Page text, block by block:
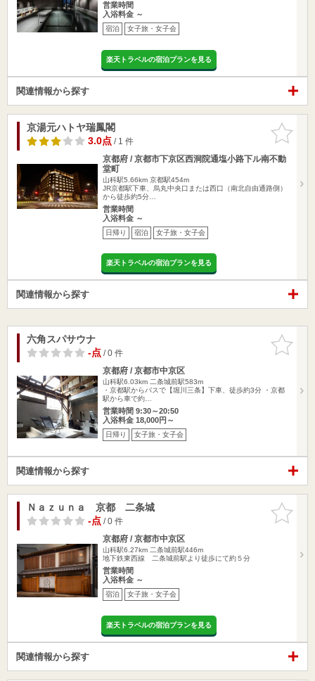
営業時間
入浴料金 ～
宿泊 女子旅・女子会
楽天トラベルの宿泊プランを見る
関連情報から探す
お気に入
りに追加
京湯元ハトヤ瑞鳳閣
3.0点/ 1 件
京都府 / 京都市下京区西洞院通塩小路下ル南不動
堂町
山科駅5.66km 京都駅454m
JR京都駅下車、烏丸中央口または西口（南北自由通路側）
から徒歩約5分…
営業時間
入浴料金 ～
日帰り 宿泊 女子旅・女子会
楽天トラベルの宿泊プランを見る
関連情報から探す
お気に入
りに追加
六角スパサウナ
-点/ 0 件
京都府 / 京都市中京区
山科駅6.03km 二条城前駅583m
・京都駅からバスで【堀川三条】下車、徒歩約3分 ・京都
駅から車で約…
営業時間 9:30～20:50
入浴料金 18,000円～
日帰り 女子旅・女子会
関連情報から探す
お気に入
りに追加
Ｎａｚｕｎａ 京都 二条城
-点/ 0 件
京都府 / 京都市中京区
山科駅6.27km 二条城前駅446m
地下鉄東西線 二条城前駅より徒歩にて約５分
営業時間
入浴料金 ～
宿泊 女子旅・女子会
楽天トラベルの宿泊プランを見る
関連情報から探す